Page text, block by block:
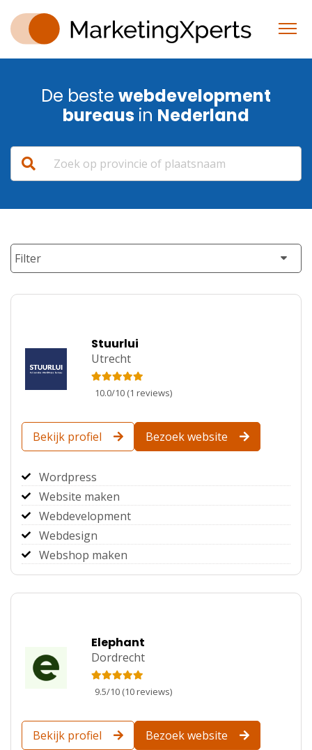
De beste webdevelopment
bureaus in Nederland
Filter
Stuurlui
Utrecht
10.0/10 (1 reviews)
Bekijk profiel Bezoek website
Wordpress
Website maken
Webdevelopment
Webdesign
Webshop maken
Elephant
Dordrecht
9.5/10 (10reviews)
Bekijk profiel Bezoek website